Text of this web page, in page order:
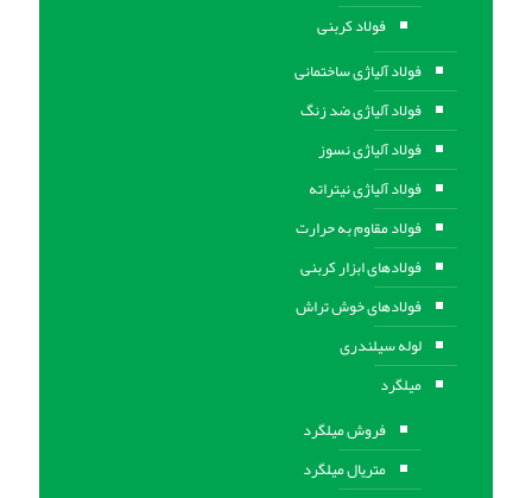
فولاد کربنی
فولاد آلیاژی ساختمانی
فولاد آلیاژی ضد زنگ
فولاد آلیاژی نسوز
فولاد آلیاژی نیتراته
فولاد مقاوم به حرارت
فولادهای ابزار کربنی
فولادهای خوش تراش
لوله سیلندری
میلگرد
فروش میلگرد
متریال میلگرد